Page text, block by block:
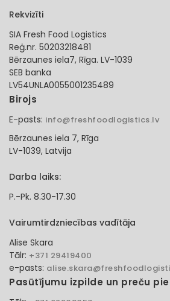
Rekvizīti
SIA Fresh Food Logistics
Reģ.nr. 50203218481
Bērzaunes iela7, Rīga. LV-1039
SEB banka
LV54UNLA0055001235489
Birojs
E-pasts: info@freshfoodlogistics.lv
Bērzaunes iela 7, Rīga
LV-1039, Latvija
Darba laiks:
P.-Pk. 8.30-17.30
Vairumtirdzniecības vadītāja
Alise Skara
Tālr: +371 29419400
e-pasts:
Pasūtījumu izpilde un preču